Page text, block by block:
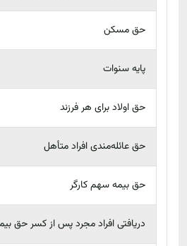
حق مسکن
پایه سنوات
حق اولاد برای هر فرزند
حق عائله‌مندی افراد متأهل
حق بیمه سهم کارگر
دریافتی افراد مجرد پس از کسر حق